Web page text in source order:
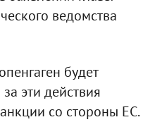
ведомства
будет
эти действия
со стороны ЕС.